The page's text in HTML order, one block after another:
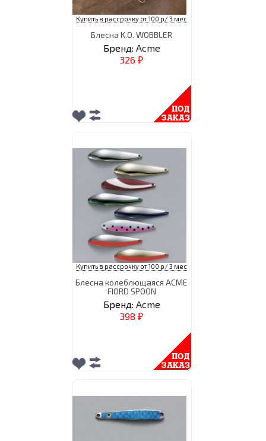
Купить в рассрочку от 100 р/ 3 мес
Блесна K.O. WOBBLER
Бренд: Acme
326 ₽
Купить в рассрочку от 100 р/ 3 мес
Блесна колеблющаяся ACME
FIORD SPOON
Бренд: Acme
398 ₽